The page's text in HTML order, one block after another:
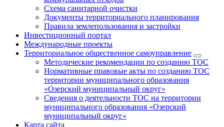
Схема санитарной очистки
Документы территориального планирования
Правила землепользования и застройки
Инвестиционный портал
Международные проекты
Территориальное общественное самоуправление
Методические рекомендации по созданию ТОС
Нормативные правовые акты по созданию ТОС
территории муниципального образования
«Озерский муниципальный округ»
Сведения о деятельности ТОС на территории
муниципального образования «Озерский
муниципальный округ»
Карта сайта